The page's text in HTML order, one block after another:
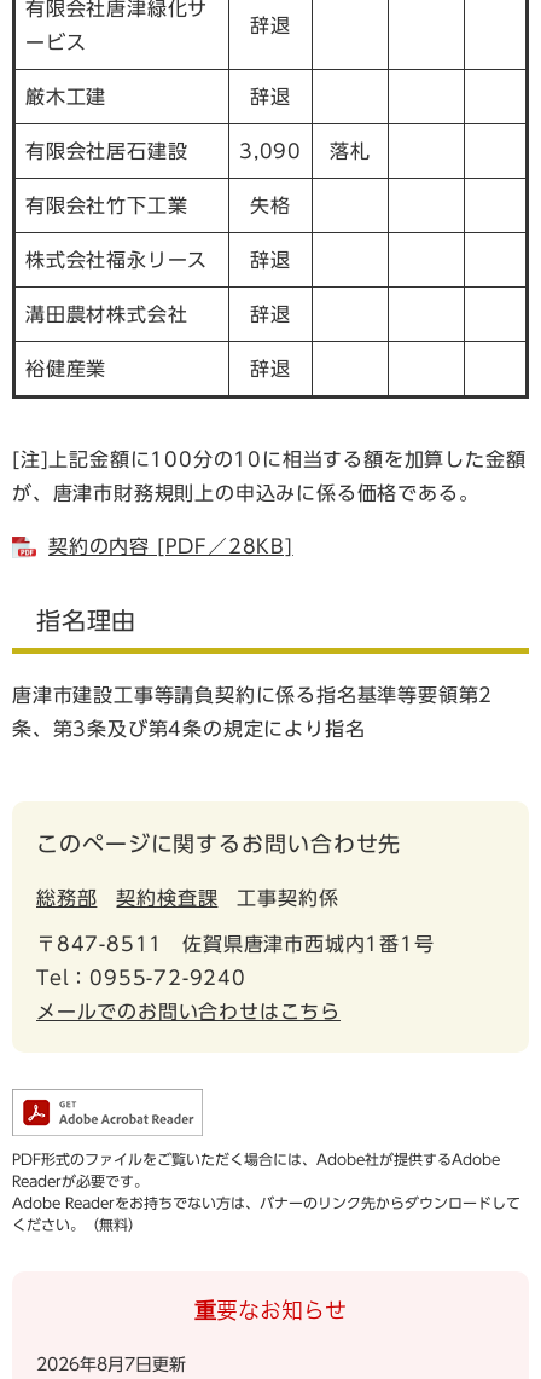
有限会社唐津緑化サ
ービス
辞退
厳木工建 辞退
有限会社居石建設 3,090 落札
有限会社竹下工業 失格
株式会社福永リース 辞退
溝田農材株式会社 辞退
裕健産業 辞退
[注]上記金額に100分の10に相当する額を加算した金額
が、唐津市財務規則上の申込みに係る価格である。
契約の内容 [PDF／28KB]
指名理由
唐津市建設工事等請負契約に係る指名基準等要領第2
条、第3条及び第4条の規定により指名
このページに関するお問い合わせ先
総務部 契約検査課 工事契約係
〒847-8511
佐賀県唐津市西城内1番1号
Tel：0955-72-9240
メールでのお問い合わせはこちら
PDF形式のファイルをご覧いただく場合には、Adobe社が提供するAdobe
Readerが必要です。
Adobe Readerをお持ちでない方は、バナーのリンク先からダウンロードして
ください。（無料）
重要なお知らせ
2026年8月7日更新